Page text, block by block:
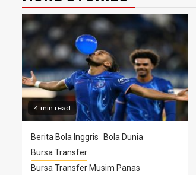
4 min read
Berita Bola Inggris
Bola Dunia
Bursa Transfer
Bursa Transfer Musim Panas